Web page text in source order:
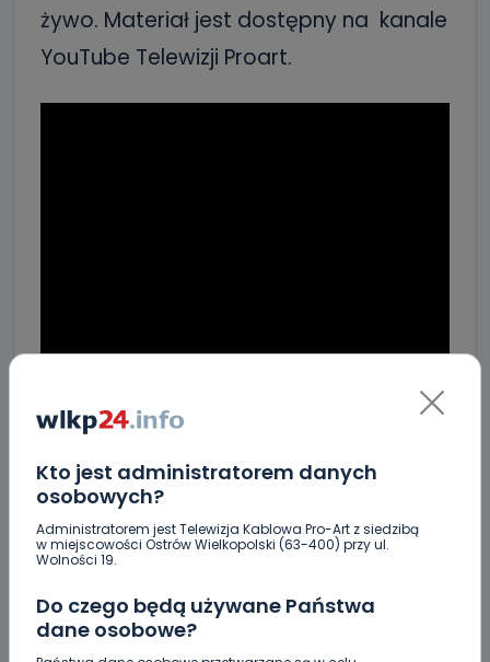
Kto jest administratorem danych
osobowych?
Administratorem jest Telewizja Kablowa Pro-Art z siedzibą
w miejscowości Ostrów Wielkopolski (63-400) przy ul.
Wolności 19.
Do czego będą używane Państwa
dane osobowe?
żywo. Materiał jest dostępny na kanale
YouTube Telewizji Proart.
Trafiłeś na ten artykuł w mediach